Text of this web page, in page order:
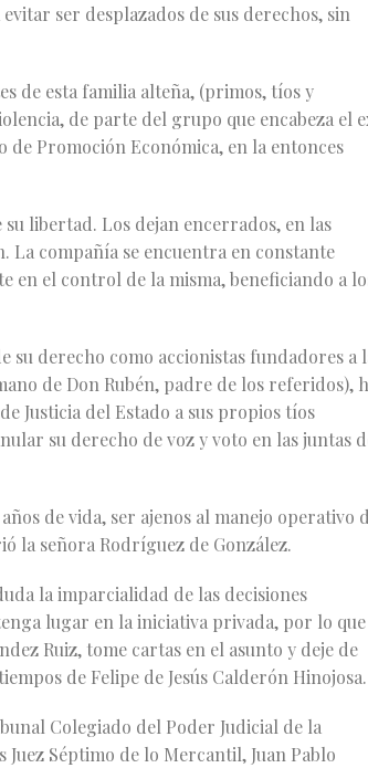
ser desplazados de sus derechos, sin
de esta familia alteña, (primos, tíos y
de parte del grupo que encabeza el
Promoción Económica, en la entonces
libertad. Los dejan encerrados, en las
La compañía se encuentra en constante
en el control de la misma, beneficiando a
su derecho como accionistas fundadores a
de Don Rubén, padre de los referidos),
Justicia del Estado a sus propios tíos
su derecho de voz y voto en las juntas
de vida, ser ajenos al manejo operativo
la señora Rodríguez de González.
la imparcialidad de las decisiones
lugar en la iniciativa privada, por lo que
Ruiz, tome cartas en el asunto y deje de
de Felipe de Jesús Calderón Hinojosa.
Colegiado del Poder Judicial de la
Séptimo de lo Mercantil, Juan Pablo